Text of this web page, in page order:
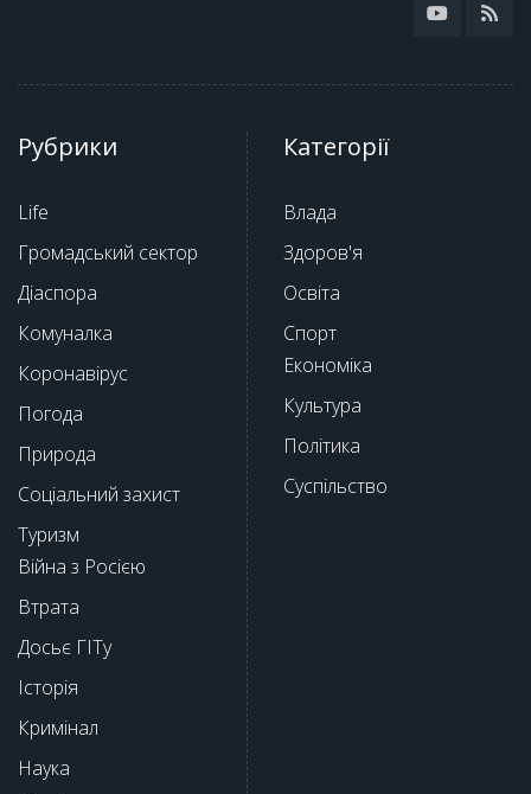
Рубрики
Life
Громадський сектор
Діаспора
Комуналка
Коронавірус
Погода
Природа
Соціальний захист
Туризм
Війна з Росією
Втрата
Досьє ГІТу
Історія
Кримінал
Наука
Категорії
Влада
Здоров'я
Освіта
Спорт
Економіка
Культура
Політика
Суспільство